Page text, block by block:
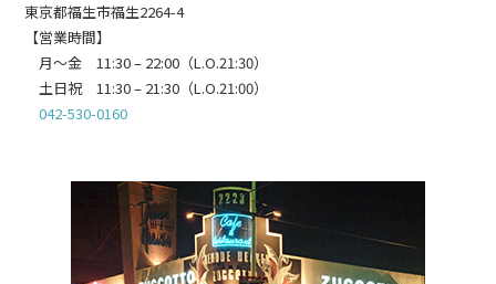
東京都福生市福生2264-4
【営業時間】
月～金 11:30 – 22:00（L.O.21:30）
土日祝 11:30 – 21:30（L.O.21:00）
042-530-0160